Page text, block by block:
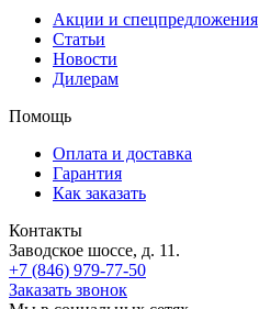
Акции и спецпредложения
Статьи
Новости
Дилерам
Помощь
Оплата и доставка
Гарантия
Как заказать
Контакты
Заводское шоссе, д. 11.
+7 (846) 979-77-50
Заказать звонок